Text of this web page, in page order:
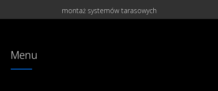
montaż systemów tarasowych
Menu